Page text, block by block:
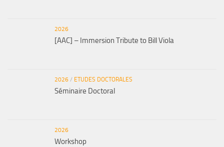
2026
[AAC] – Immersion Tribute to Bill Viola
2026 / ETUDES DOCTORALES
Séminaire Doctoral
2026
Workshop